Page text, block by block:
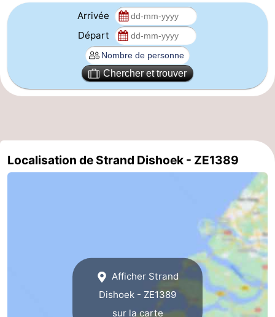
de
Domburg
-
Nature
-
Vlaanderen
-
Arrivée
Départ
Chercher et trouver
Localisation de Strand Dishoek - ZE1389
Afficher Strand
Dishoek - ZE1389
sur la carte